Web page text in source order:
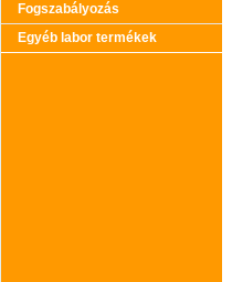
Fogszabályozás
Egyéb labor termékek